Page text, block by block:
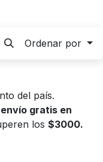
Ordenar por
del país.
envío gratis en
los $3000.